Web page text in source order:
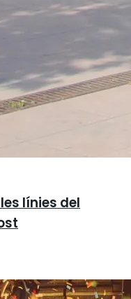
línies del